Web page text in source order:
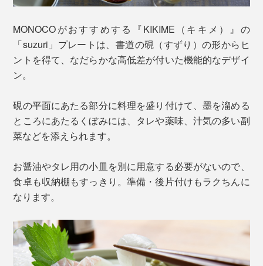
MONOCOがおすすめする『KIKIME（キキメ）』の
「suzuri」プレートは、書道の硯（すずり）の形からヒ
ントを得て、なだらかな高低差が付いた機能的なデザイ
ン。
硯の平面にあたる部分に料理を盛り付けて、墨を溜める
ところにあたるくぼみには、タレや薬味、汁気の多い副
菜などを添えられます。
お醤油やタレ用の小皿を別に用意する必要がないので、
食卓も収納棚もすっきり。準備・後片付けもラクちんに
なります。